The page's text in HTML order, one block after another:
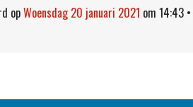
op woensdag 20 januari 2021 om 14:43 •